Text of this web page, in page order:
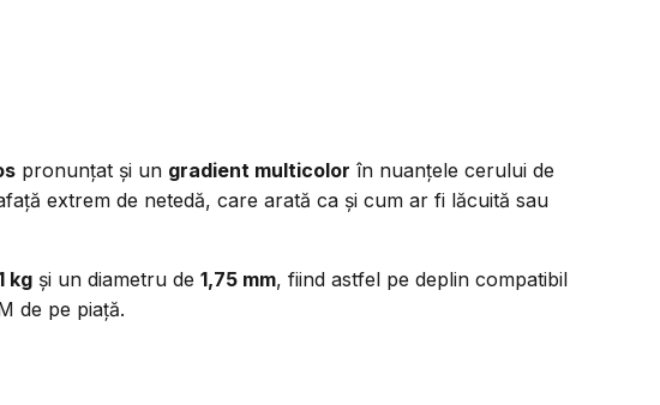
pronunțat și un gradient multicolor în nuanțele cerului de
extrem de netedă, care arată ca și cum ar fi lăcuită sau
kg și un diametru de 1,75 mm, fiind astfel pe deplin compatibil
de pe piață.